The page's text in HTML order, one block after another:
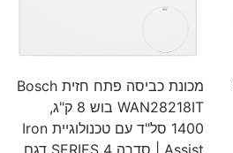
מכונת כביסה פתח חזית Bosch
WAN28218IT בוש 8 ק"ג,
1400 סל"ד עם טכנולוגיית Iron